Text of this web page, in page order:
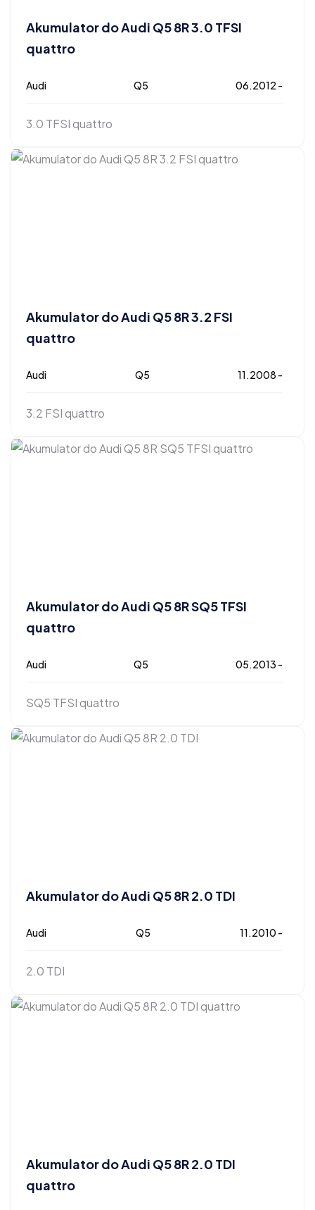
Akumulator do Audi Q5 8R 3.0 TFSI
quattro
Audi Q5 06.2012 -
3.0 TFSI quattro
Akumulator do Audi Q5 8R 3.2 FSI
quattro
Audi Q5 11.2008 -
3.2 FSI quattro
Akumulator do Audi Q5 8R SQ5 TFSI
quattro
Audi Q5 05.2013 -
SQ5 TFSI quattro
Akumulator do Audi Q5 8R 2.0 TDI
Audi Q5 11.2010 -
2.0 TDI
Akumulator do Audi Q5 8R 2.0 TDI
quattro